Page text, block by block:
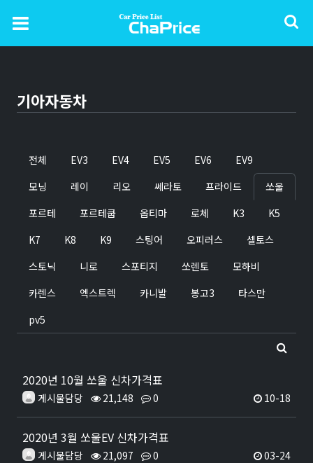
기아자동차
전체 EV3 EV4 EV5 EV6
EV9
모닝
레이 리오 쎄라토 프라이드
쏘울
포르테
포르테쿱 옵티마 로체 K3
K5
K7
K8 K9 스팅어 오피러스
셀토스
스토닉
니로 스포티지 쏘렌토
모하비
카렌스
엑스트렉 카니발 봉고3
타스만
pv5
2020년 10월 쏘울 신차가격표
게시물담당 21,148 0 10-18
2020년 3월 쏘울EV 신차가격표
게시물담당 21,097 0 03-24